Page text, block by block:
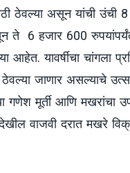
ठेवल्या असून यांची उंची
ते 6 हजार 600
यावर्षीचा चांगला
ठेवल्या जाणार असल्याचे
गणेश मूर्ती आणि मखरांचा
वाजवी दरात मखरे